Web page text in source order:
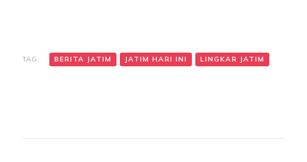
TAG: BERITA JATIM JATIM HARI INI LINGKAR JATIM